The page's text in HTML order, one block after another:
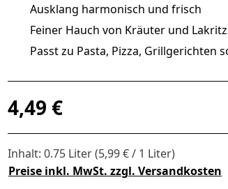
Ausklang harmonisch und frisch
Feiner Hauch von Kräuter und Lakritz
Passt zu Pasta, Pizza, Grillgerichten
Regulärer Preis:
4,49 €
Inhalt: 0.75 Liter(5,99 € / 1 Liter)
Preise inkl. MwSt. zzgl. Versandkosten